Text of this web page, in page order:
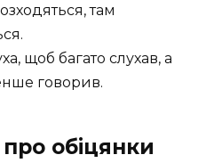
там
щоб багато слухав, а
говорив.
обіцянки